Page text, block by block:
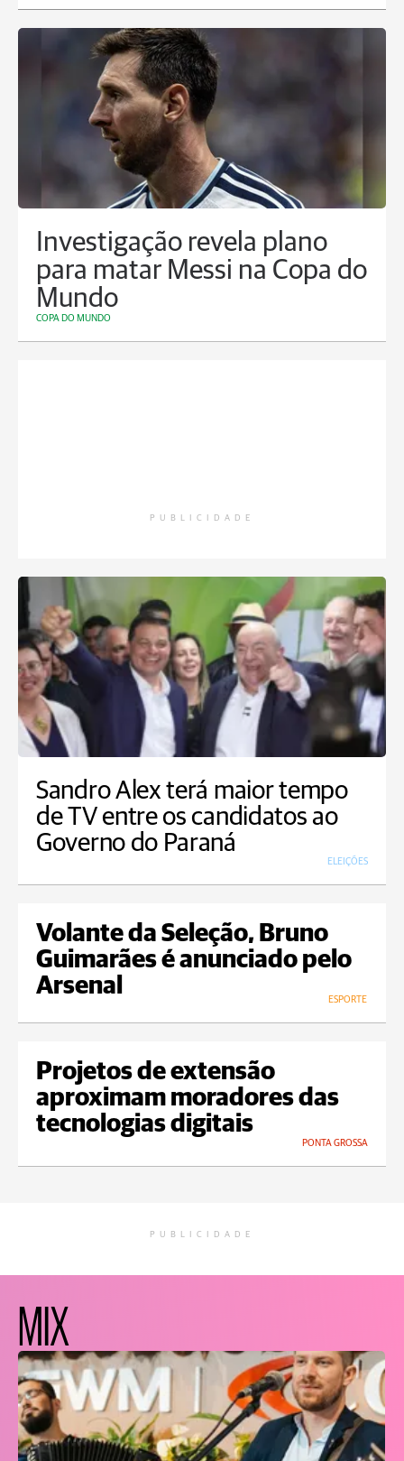
Investigação revela plano
para matar Messi na Copa do
Mundo
COPA DO MUNDO
PUBLICIDADE
Sandro Alex terá maior tempo
de TV entre os candidatos ao
Governo do Paraná
ELEIÇÕES
Volante da Seleção, Bruno
Guimarães é anunciado pelo
Arsenal
ESPORTE
Projetos de extensão
aproximam moradores das
tecnologias digitais
PONTA GROSSA
PUBLICIDADE
MIX